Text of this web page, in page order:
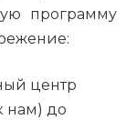
программу
центр
нам) до